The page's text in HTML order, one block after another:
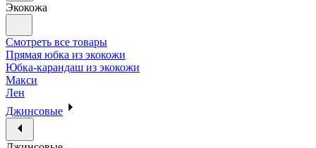
Экокожа
Смотреть все товары
Прямая юбка из экокожи
Юбка-карандаш из экокожи
Макси
Лен
Джинсовые